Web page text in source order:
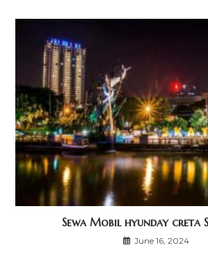
Sewa Mobil hyunday creta
June 16, 2024